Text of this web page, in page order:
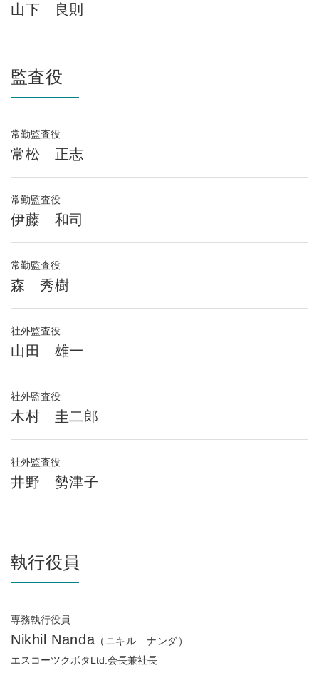
山下 良則
監査役
常勤監査役
常松 正志
常勤監査役
伊藤 和司
常勤監査役
森 秀樹
社外監査役
山田 雄一
社外監査役
木村 圭二郎
社外監査役
井野 勢津子
執行役員
専務執行役員
Nikhil Nanda （ニキル ナンダ）
エスコーツクボタLtd.会長兼社長